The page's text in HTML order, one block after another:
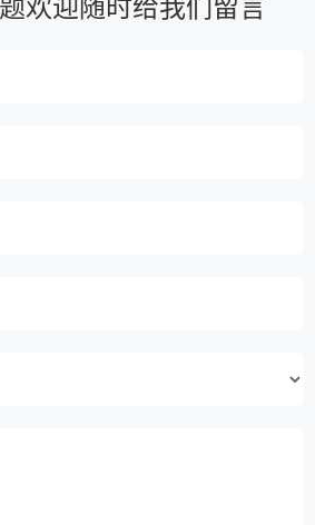
欢迎随时给我们留言